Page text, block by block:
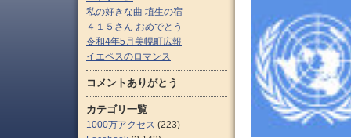
私の好きな曲 埴生の宿
４１５さん おめでとう
令和4年5月美幌町広報
イエペスのロマンス
コメントありがとう
カテゴリ一覧
1000万アクセス (223)